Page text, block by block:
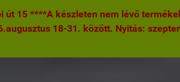
út 15 ****A készleten nem lévő
18-31. között. Nyitás: